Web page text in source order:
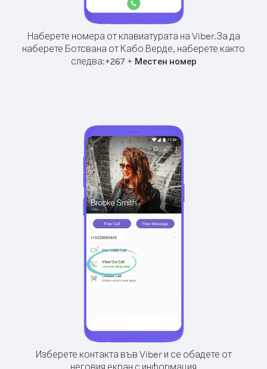
Наберете номера от клавиатурата на Viber.За да
наберете Ботсвана от Кабо Верде, наберете както
следва:+267+ Местен номер
Изберете контакта във Viber и се обадете от
неговия екран с информация